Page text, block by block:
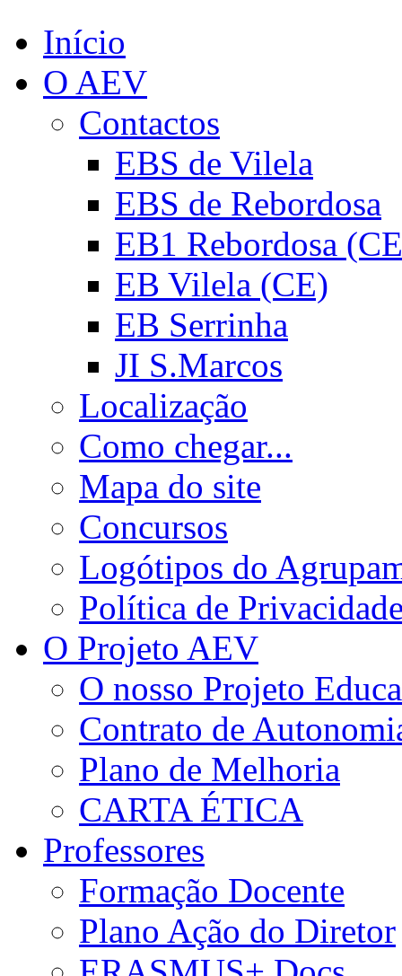
Início
O AEV
Contactos
EBS de Vilela
EBS de Rebordosa
EB1 Rebordosa
EB Vilela (CE)
EB Serrinha
JI S.Marcos
Localização
Como chegar...
Mapa do site
Concursos
Logótipos do
Política de
O Projeto AEV
O nosso Projeto
Contrato de
Plano de Melhoria
CARTA ÉTICA
Professores
Formação Docente
Plano Ação do Diretor